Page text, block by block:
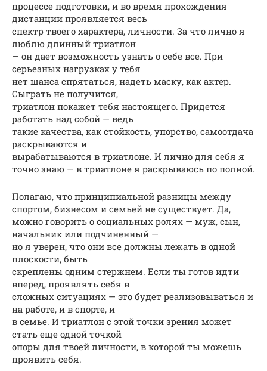
процессе подготовки, и во время прохождения
дистанции проявляется весь
спектр твоего характера, личности. За что лично я
люблю длинный триатлон
— он дает возможность узнать о себе все. При
серьезных нагрузках у тебя
нет шанса спрятаться, надеть маску, как актер.
Сыграть не получится,
триатлон покажет тебя настоящего. Придется
работать над собой — ведь
такие качества, как стойкость, упорство, самоотдача
раскрываются и
вырабатываются в триатлоне. И лично для себя я
точно знаю — в триатлоне я раскрываюсь по полной.
Полагаю, что принципиальной разницы между
спортом, бизнесом и семьей не существует. Да,
можно говорить о социальных ролях — муж, сын,
начальник или подчиненный —
но я уверен, что они все должны лежать в одной
плоскости, быть
скреплены одним стержнем. Если ты готов идти
вперед, проявлять себя в
сложных ситуациях — это будет реализовываться и
на работе, и в спорте, и
в семье. И триатлон с этой точки зрения может
стать еще одной точкой
опоры для твоей личности, в которой ты можешь
проявить себя.